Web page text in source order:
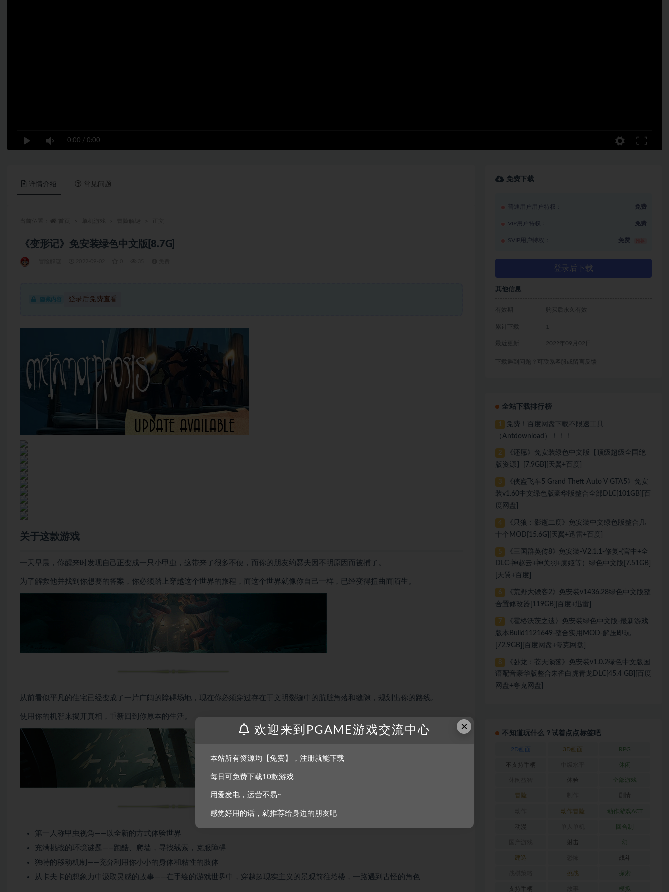
0:00 / 0:00
详情介绍 常见问题
《变形记》免安装绿色中文版[8.7G]
隐藏内容 登录后免费查看
关于这款游戏
一天早晨，你醒来时发现自己正变成一只小甲虫，这带来了很多不便，而你的朋友约瑟夫因不明原因而被捕了。
为了解救他并找到你想要的答案，你必须踏上穿越这个世界的旅程，而这个世界就像你自己一样，已经变得扭曲而陌生。
从前看似平凡的住宅已经变成了一片广阔的障碍场地，现在你必须穿过存在于文明裂缝中的肮脏角落和缝隙，规划出你的路线。
使用你的机智来揭开真相，重新回到你原本的生活。
第一人称甲虫视角——以全新的方式体验世界
充满挑战的环境谜题——跑酷、爬墙，寻找线索，克服障碍
独特的移动机制——充分利用你小小的身体和粘性的肢体
从卡夫卡的想象力中汲取灵感的故事——在手绘的游戏世界中，穿越超现实主义的景观前往塔楼，一路遇到古怪的角色
免费下载
普通用户用户特权： 免费
VIP用户特权： 免费
SVIP用户特权： 免费
登录后下载
其他信息
有效期 购买后永久有效
累计下载 1
最近更新 2022年09月02日
下载遇到问题？可联系客服或留言反馈
全站下载排行榜
1
免费！百度网盘下载不限速工具
（Antdownload）！！！
2
《还愿》免安装绿色中文版【顶级超级全国绝
版资源】[7.9GB][天翼+百度]
3
《侠盗飞车5 Grand Theft Auto V GTA5》免安
装v1.60中文绿色版豪华版整合全部DLC[101GB][百
度网盘]
4
《只狼：影逝二度》免安装中文绿色版整合几
十个MOD[15.6G][天翼+迅雷+百度]
5
《三国群英传8》免安装-V2.1.1-修复-(官中+全
DLC-神赵云+神关羽+虞姬等）绿色中文版[7.51GB]
[天翼+百度]
6
《荒野大镖客2》免安装v1436.28绿色中文版整
合置修改器[119GB][百度+迅雷]
7
《霍格沃茨之遗》免安装绿色中文版-最新游戏
版本Build1121649-整合实用MOD-解压即玩
[72.9GB][百度网盘+夸克网盘]
8
《卧龙：苍天陨落》免安装v1.0.2绿色中文版国
语配音豪华版整合朱雀白虎青龙DLC[45.4 GB][百度
网盘+夸克网盘]
不知道玩什么？试着点点标签吧
2D画面 3D画面 RPG
不支持手柄 休闲
体验 全部游戏
冒险 剧情
动作冒险 动作游戏ACT
动漫 回合制
射击 幻
建造 战斗
挑战 探索
支持手柄 模拟
×
欢迎来到PGAME游戏交流中心
本站所有资源均【免费】，注册就能下载
每日可免费下载10款游戏
用爱发电，运营不易~
感觉好用的话，就推荐给身边的朋友吧